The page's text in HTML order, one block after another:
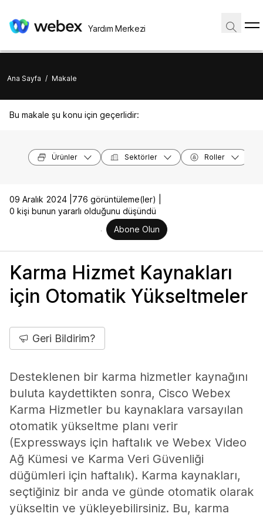
Yardım Merkezi
Ana Sayfa / Makale
Bu makale şu konu için geçerlidir:
Ürünler Sektörler Roller
09 Aralık 2024 | 776 görüntüleme(ler) |
0 kişi bunun yararlı olduğunu düşündü
Abone Olun
Karma Hizmet Kaynakları
için Otomatik Yükseltmeler
Geri Bildirim?
Desteklenen bir karma hizmetler kaynağını
buluta kaydettikten sonra, Cisco Webex
Karma Hizmetler bu kaynaklara varsayılan
otomatik yükseltme planı verir
(Expressways için haftalık ve Webex Video
Ağ Kümesi ve Karma Veri Güvenliği
düğümleri için haftalık). Karma kaynakları,
seçtiğiniz bir anda ve günde otomatik olarak
yükseltin ve yükleyebilirsiniz. Bu, karma